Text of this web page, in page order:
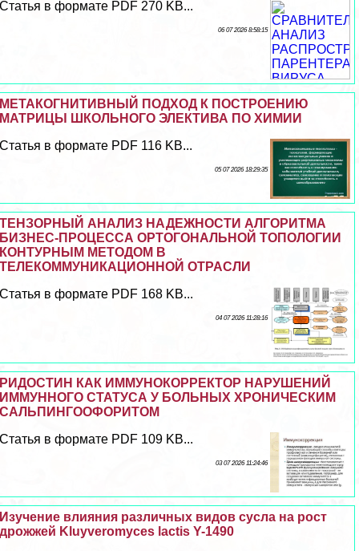
Статья в формате PDF 270 KB...
06 07 2026 8:58:15
МЕТАКОГНИТИВНЫЙ ПОДХОД К ПОСТРОЕНИЮ
МАТРИЦЫ ШКОЛЬНОГО ЭЛЕКТИВА ПО ХИМИИ
Статья в формате PDF 116 KB...
05 07 2026 18:29:35
ТЕНЗОРНЫЙ АНАЛИЗ НАДЕЖНОСТИ АЛГОРИТМА
БИЗНЕС-ПРОЦЕССА ОРТОГОНАЛЬНОЙ ТОПОЛОГИИ
КОНТУРНЫМ МЕТОДОМ В
ТЕЛЕКОММУНИКАЦИОННОЙ ОТРАСЛИ
Статья в формате PDF 168 KB...
04 07 2026 11:28:16
РИДОСТИН КАК ИММУНОКОРРЕКТОР НАРУШЕНИЙ
ИММУННОГО СТАТУСА У БОЛЬНЫХ ХРОНИЧЕСКИМ
САЛЬПИНГООФОРИТОМ
Статья в формате PDF 109 KB...
03 07 2026 11:24:46
Изучение влияния различных видов сусла на рост
дрожжей Kluyveromyces lactis Y-1490